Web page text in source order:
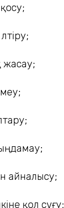
айналысу;
қол сұғу;